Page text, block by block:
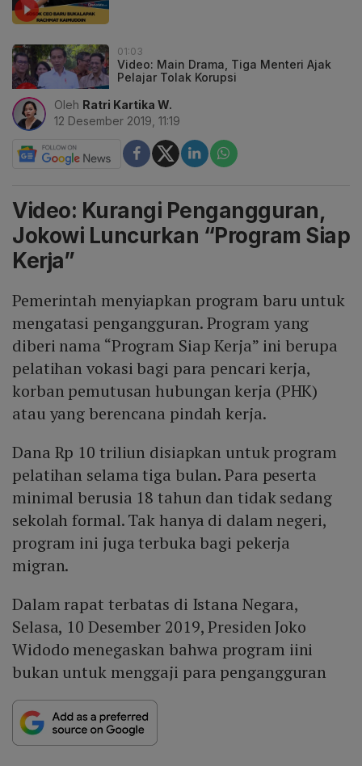
01:03
Video: Main Drama, Tiga Menteri Ajak
Pelajar Tolak Korupsi
Oleh Ratri Kartika W.
12 Desember 2019, 11:19
Video: Kurangi Pengangguran,
Jokowi Luncurkan “Program Siap
Kerja”
Pemerintah menyiapkan program baru untuk
mengatasi pengangguran. Program yang
diberi nama “Program Siap Kerja” ini berupa
pelatihan vokasi bagi para pencari kerja,
korban pemutusan hubungan kerja (PHK)
atau yang berencana pindah kerja.
Dana Rp 10 triliun disiapkan untuk program
pelatihan selama tiga bulan. Para peserta
minimal berusia 18 tahun dan tidak sedang
sekolah formal. Tak hanya di dalam negeri,
program ini juga terbuka bagi pekerja
migran.
Dalam rapat terbatas di Istana Negara,
Selasa, 10 Desember 2019, Presiden Joko
Widodo menegaskan bahwa program iini
bukan untuk menggaji para pengangguran